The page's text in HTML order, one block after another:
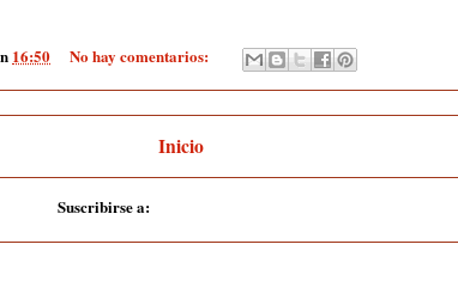
16:50 No hay comentarios:
Inicio
Suscribirse a: